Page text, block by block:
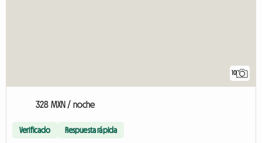
10
328 MXN / noche
Verificado Respuesta rápida